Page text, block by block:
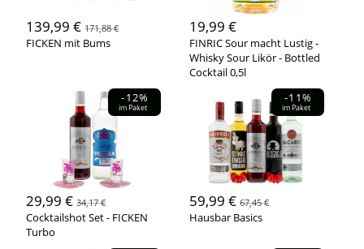
139,99 €171,88 €
FICKEN mit Bums
19,99 €
FINRIC Sour macht Lustig -
Whisky Sour Likör - Bottled
Cocktail 0,5l
-12%
im Paket
29,99 €34,17 €
Cocktailshot Set - FICKEN
Turbo
-11%
im Paket
59,99 € 67,45 €
Hausbar Basics